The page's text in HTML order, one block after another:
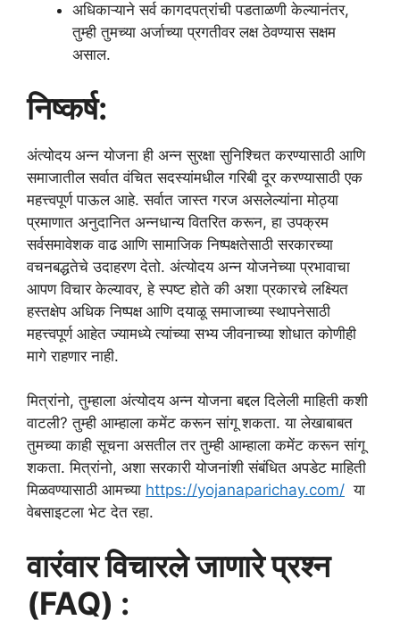
अधिकाऱ्याने सर्व कागदपत्रांची पडताळणी केल्यानंतर,
तुम्ही तुमच्या अर्जाच्या प्रगतीवर लक्ष ठेवण्यास सक्षम
असाल.
निष्कर्ष:
अंत्योदय अन्न योजना ही अन्न सुरक्षा सुनिश्चित करण्यासाठी आणि
समाजातील सर्वात वंचित सदस्यांमधील गरिबी दूर करण्यासाठी एक
महत्त्वपूर्ण पाऊल आहे. सर्वात जास्त गरज असलेल्यांना मोठ्या
प्रमाणात अनुदानित अन्नधान्य वितरित करून, हा उपक्रम
सर्वसमावेशक वाढ आणि सामाजिक निष्पक्षतेसाठी सरकारच्या
वचनबद्धतेचे उदाहरण देतो. अंत्योदय अन्न योजनेच्या प्रभावाचा
आपण विचार केल्यावर, हे स्पष्ट होते की अशा प्रकारचे लक्ष्यित
हस्तक्षेप अधिक निष्पक्ष आणि दयाळू समाजाच्या स्थापनेसाठी
महत्त्वपूर्ण आहेत ज्यामध्ये त्यांच्या सभ्य जीवनाच्या शोधात कोणीही
मागे राहणार नाही.
मित्रांनो, तुम्हाला अंत्योदय अन्न योजना बद्दल दिलेली माहिती कशी
वाटली? तुम्ही आम्हाला कमेंट करून सांगू शकता. या लेखाबाबत
तुमच्या काही सूचना असतील तर तुम्ही आम्हाला कमेंट करून सांगू
शकता. मित्रांनो, अशा सरकारी योजनांशी संबंधित अपडेट माहिती
मिळवण्यासाठी आमच्या https://yojanaparichay.com/ या
वेबसाइटला भेट देत रहा.
वारंवार विचारले जाणारे प्रश्न
(FAQ) :